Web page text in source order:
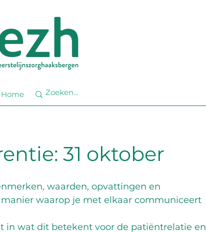
Home
31 oktober
waarden, opvattingen en
waarop je met elkaar communiceert
in wat dit betekent voor de patiëntrelatie en